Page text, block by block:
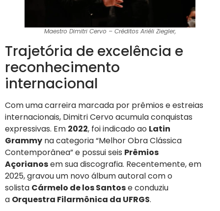
Maestro Dimitri Cervo – Créditos Ariéli Ziegler,
Trajetória de excelência e
reconhecimento
internacional
Com uma carreira marcada por prêmios e estreias
internacionais, Dimitri Cervo acumula conquistas
expressivas. Em 2022, foi indicado ao Latin
Grammy na categoria “Melhor Obra Clássica
Contemporânea” e possui seis Prêmios
Açorianosem sua discografia. Recentemente, em
2025, gravou um novo álbum autoral com o
solista Cármelo de los Santose conduziu
a Orquestra Filarmônica da UFRGS.